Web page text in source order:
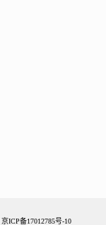
京ICP备17012785号-10